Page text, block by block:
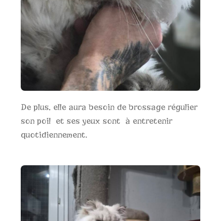
De plus, elle aura besoin de brossage régulier
son poil et ses yeux sont à entretenir
quotidiennement.